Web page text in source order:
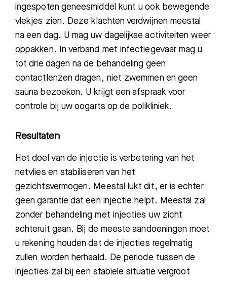
Zoeken
Meest gezocht:
ingespoten geneesmiddel kunt u ook bewegende
vlekjes zien. Deze klachten verdwijnen meestal
na een dag. U mag uw dagelijkse activiteiten weer
oppakken. In verband met infectiegevaar mag u
tot drie dagen na de behandeling geen
contactlenzen dragen, niet zwemmen en geen
sauna bezoeken. U krijgt een afspraak voor
controle bij uw oogarts op de polikliniek.
Resultaten
Het doel van de injectie is verbetering van het
netvlies en stabiliseren van het
gezichtsvermogen. Meestal lukt dit, er is echter
geen garantie dat een injectie helpt. Meestal zal
zonder behandeling met injecties uw zicht
achteruit gaan. Bij de meeste aandoeningen moet
u rekening houden dat de injecties regelmatig
zullen worden herhaald. De periode tussen de
injecties zal bij een stabiele situatie vergroot